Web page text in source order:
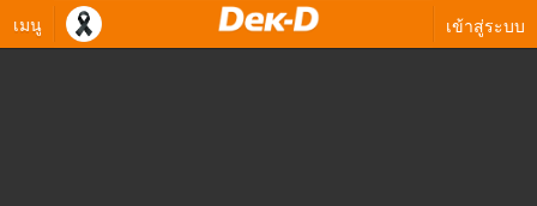
เมนู เข้าสู่ระบบ